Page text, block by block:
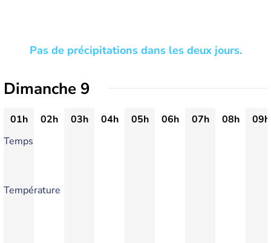
Pas de précipitations dans les deux jours.
Dimanche 9
01h 02h 03h 04h 05h 06h 07h 08h
09h
Temps
Température